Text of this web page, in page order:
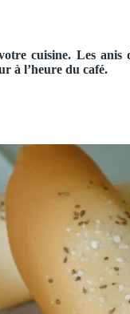
cuisine. Les
à l’heure du café.